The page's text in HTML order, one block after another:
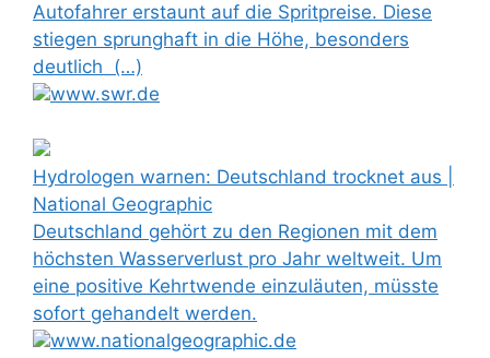
Autofahrer erstaunt auf die Spritpreise. Diese
stiegen sprunghaft in die Höhe, besonders
deutlich (…)
www.swr.de
Hydrologen warnen: Deutschland trocknet aus |
National Geographic
Deutschland gehört zu den Regionen mit dem
höchsten Wasserverlust pro Jahr weltweit. Um
eine positive Kehrtwende einzuläuten, müsste
sofort gehandelt werden.
www.nationalgeographic.de